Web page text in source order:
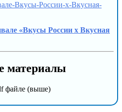
Вкусы-России-х-Вкусная-
«Вкусы России х Вкусная
материалы
файле (выше)